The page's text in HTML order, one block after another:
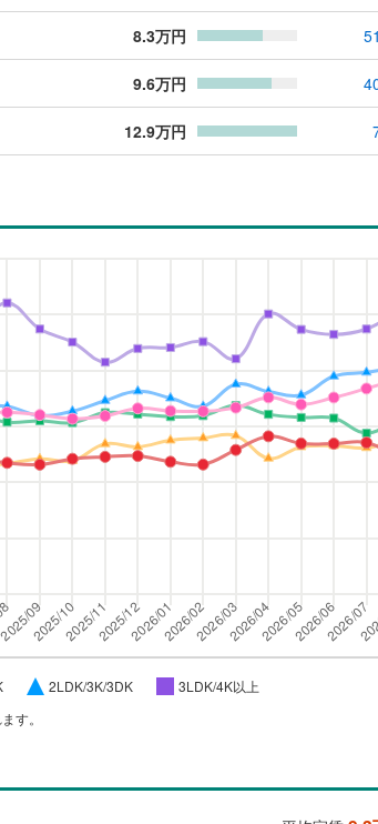
8.3万円 51
9.6万円
12.9万円
2LDK/3K/3DK
3LDK/4K以上
す。